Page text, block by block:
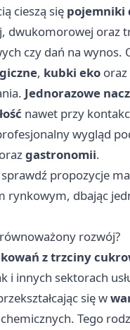
cieszą się pojemniki
dwukomorowej oraz
czy dań na wynos.
, kubki eko oraz
Jednorazowe
nawet przy
wygląd
orazgastronomii.
propozycje
rynkowym, dbając
rozwój?
z trzciny
i innych sektorach
się w
Tego